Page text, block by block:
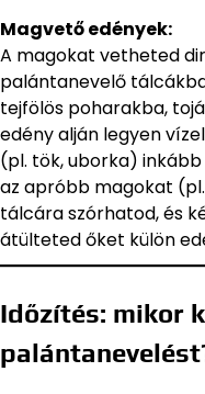
Magvető edények:
A magokat vetheted
palántanevelő
tejfölös poharakba,
edény alján legyen
(pl. tök, uborka)
az apróbb magokat
tálcára szórhatod, és
átülteted őket külön
Időzítés: mikor